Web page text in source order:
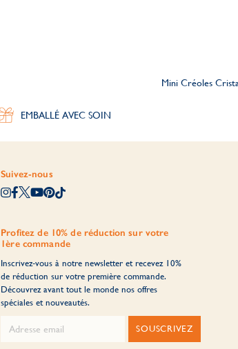
Mini Créoles
EMBALLÉ AVEC SOIN
Suivez-nous
Profitez de 10% de réduction sur votre
1ère commande
Inscrivez-vous à notre newsletter et recevez 10%
de réduction sur votre première commande.
Découvrez avant tout le monde nos offres
spéciales et nouveautés.
SOUSCRIVEZ